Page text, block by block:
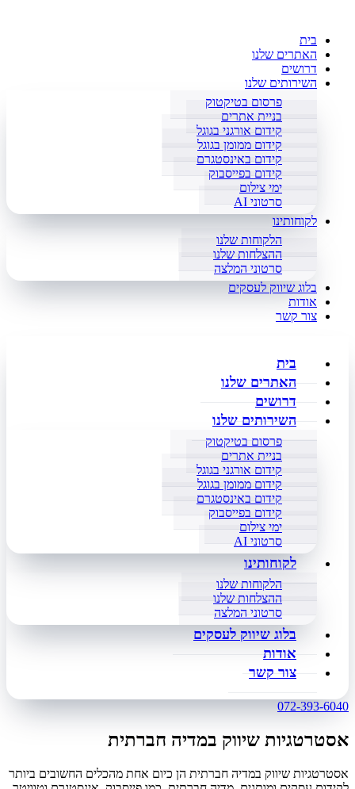
בית
האתרים שלנו
דרושים
השירותים שלנו
פרסום בטיקטוק
בניית אתרים
קידום אורגני בגוגל
קידום ממומן בגוגל
קידום באינסטגרם
קידום בפייסבוק
ימי צילום
סרטוני AI
לקוחותינו
הלקוחות שלנו
ההצלחות שלנו
סרטוני המלצה
בלוג שיווק לעסקים
אודות
צור קשר
בית
האתרים שלנו
דרושים
השירותים שלנו
פרסום בטיקטוק
בניית אתרים
קידום אורגני בגוגל
קידום ממומן בגוגל
קידום באינסטגרם
קידום בפייסבוק
ימי צילום
סרטוני AI
לקוחותינו
הלקוחות שלנו
ההצלחות שלנו
סרטוני המלצה
בלוג שיווק לעסקים
אודות
צור קשר
072-393-6040
אסטרטגיות שיווק במדיה חברתית
אסטרטגיות שיווק במדיה חברתית הן כיום אחת מהכלים החשובים ביותר